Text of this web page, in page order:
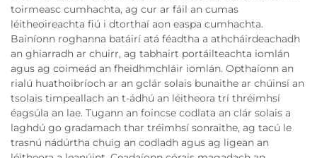
toirmeasc cumhachta, ag cur ar fáil an cumas
léitheoireachta fiú i dtorthaí aon easpa cumhachta.
Bainíonn roghanna batáirí atá féadtha a athcháirdeachadh
an ghiarradh ar chuirr, ag tabhairt portáilteachta iomlán
agus ag coimeád an fheidhmchláir iomlán. Opthaíonn an
rialú huathoibríoch ar an gclár solais bunaithe ar chúinsí an
tsolais timpeallach an t-ádhú an léitheora trí thréimhsí
éagsúla an lae. Tugann an foincse codlata an clár solais a
laghdú go gradamach thar tréimhsí sonraithe, ag tacú le
trasnú nádúrtha chuig an codladh agus ag ligean an